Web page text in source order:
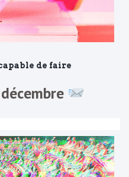
de faire